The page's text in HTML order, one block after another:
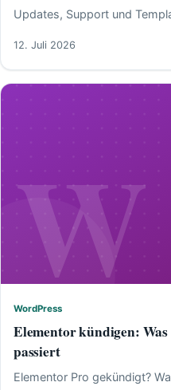
Updates, Support und
12. Juli 2026
W
WordPress
Elementor kündigen:
passiert
Elementor Pro gekündigt?